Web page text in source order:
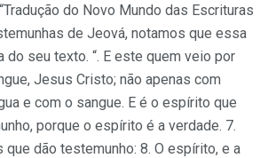
do Novo Mundo das Escrituras
de Jeová, notamos que essa
seu texto. “. E este quem veio por
Jesus Cristo; não apenas com
e com o sangue. E é o espírito que
porque o espírito é a verdade. 7.
dão testemunho: 8. O espírito, e a